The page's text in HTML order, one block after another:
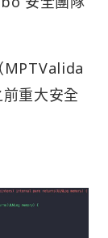
MPTValida
重大安全